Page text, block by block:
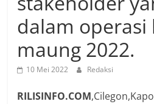
dalam
maung 2022.
10 Mei 2022 Redaksi
RILISINFO.COM